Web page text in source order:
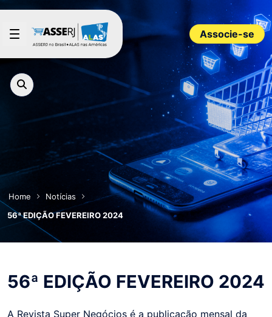
Pular para o Conteúdo principal
Associe-se
Home
Notícias
56ª EDIÇÃO FEVEREIRO 2024
56ª EDIÇÃO FEVEREIRO 2024
A Revista Super Negócios é a publicação mensal da